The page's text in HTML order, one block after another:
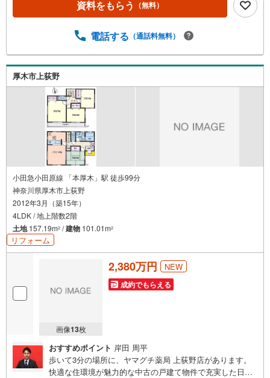
ズインクロークや屋根裏収納、床下収納など、家中の至る
がちなファミリー世帯でも、住空間をすっきりと美しく保
ど、日々の快適さを支える設備も充実。テラスやバルコニ
ーで季節の移ろいを感じながら、家族の笑顔が絶えない穏
やかな時間を過ごせることでしょう。収納力と開放感を兼
ね備えた、機能美あふれる邸宅をぜひ現地でご体感くださ
い。
資料をもらう （無料）
電話する （通話料無料）
厚木市上荻野
小田急小田原線 「本厚木」駅 徒歩99分
神奈川県厚木市上荻野
2012年3月（築15年）
4LDK / 地上階数2階
土地157.19m2 /建物 101.01m2
リフォーム
画像13枚
2,380万円 NEW
成約でもらえる
おすすめポイント 岸田 周平
歩いて3分の場所に、ヤマグチ薬局 上荻野店があります。
快適な住環境が魅力的な中古の戸建て物件で充実した日々